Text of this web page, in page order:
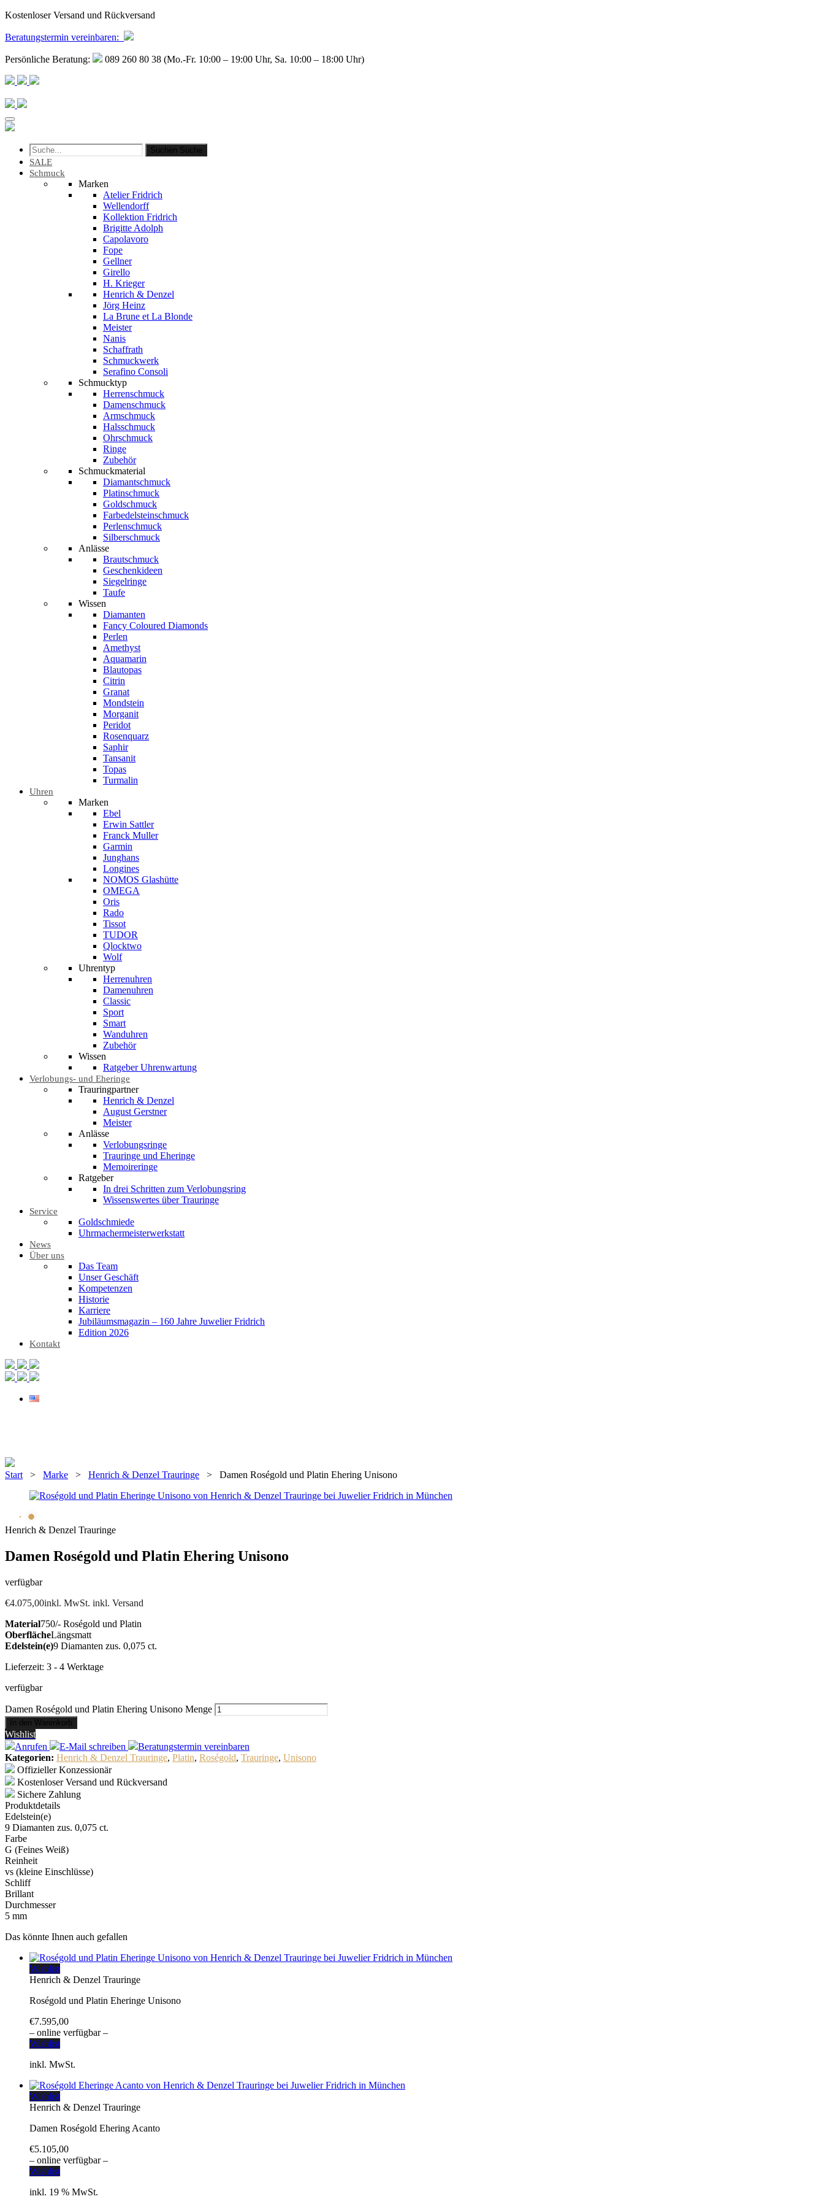
Kostenloser Versand und Rückversand
Beratungstermin vereinbaren:
Persönliche Beratung: 089 260 80 38 (Mo.-Fr. 10:00 – 19:00 Uhr, Sa. 10:00 – 18:00 Uhr)
Suchen Suche
SALE
Schmuck
Marken
Atelier Fridrich
Wellendorff
Kollektion Fridrich
Brigitte Adolph
Capolavoro
Fope
Gellner
Girello
H. Krieger
Henrich & Denzel
Jörg Heinz
La Brune et La Blonde
Meister
Nanis
Schaffrath
Schmuckwerk
Serafino Consoli
Schmucktyp
Herrenschmuck
Damenschmuck
Armschmuck
Halsschmuck
Ohrschmuck
Ringe
Zubehör
Schmuckmaterial
Diamantschmuck
Platinschmuck
Goldschmuck
Farbedelsteinschmuck
Perlenschmuck
Silberschmuck
Anlässe
Brautschmuck
Geschenkideen
Siegelringe
Taufe
Wissen
Diamanten
Fancy Coloured Diamonds
Perlen
Amethyst
Aquamarin
Blautopas
Citrin
Granat
Mondstein
Morganit
Peridot
Rosenquarz
Saphir
Tansanit
Topas
Turmalin
Uhren
Marken
Ebel
Erwin Sattler
Franck Muller
Garmin
Junghans
Longines
NOMOS Glashütte
OMEGA
Oris
Rado
Tissot
TUDOR
Qlocktwo
Wolf
Uhrentyp
Herrenuhren
Damenuhren
Classic
Sport
Smart
Wanduhren
Zubehör
Wissen
Ratgeber Uhrenwartung
Verlobungs- und Eheringe
Trauringpartner
Henrich & Denzel
August Gerstner
Meister
Anlässe
Verlobungsringe
Trauringe und Eheringe
Memoireringe
Ratgeber
In drei Schritten zum Verlobungsring
Wissenswertes über Trauringe
Service
Goldschmiede
Uhrmachermeisterwerkstatt
News
Über uns
Das Team
Unser Geschäft
Kompetenzen
Historie
Karriere
Jubiläumsmagazin – 160 Jahre Juwelier Fridrich
Edition 2026
Kontakt
Start > Marke > Henrich & Denzel Trauringe > Damen Roségold und Platin Ehering Unisono
Henrich & Denzel Trauringe
Damen Roségold und Platin Ehering Unisono
verfügbar
€4.075,00inkl. MwSt. inkl. Versand
Material750/- Roségold und Platin
OberflächeLängsmatt
Edelstein(e)9 Diamanten zus. 0,075 ct.
Lieferzeit: 3 - 4 Werktage
verfügbar
Damen Roségold und Platin Ehering Unisono Menge
In den Warenkorb
Wishlist
Anrufen
E-Mail schreiben Beratungstermin vereinbaren
Kategorien: Henrich & Denzel Trauringe, Platin, Roségold, Trauringe, Unisono
Offizieller Konzessionär
Kostenloser Versand und Rückversand
Sichere Zahlung
Produktdetails
Edelstein(e)
9 Diamanten zus. 0,075 ct.
Farbe
G (Feines Weiß)
Reinheit
vs (kleine Einschlüsse)
Schliff
Brillant
Durchmesser
5 mm
Das könnte Ihnen auch gefallen
Wishlist
Henrich & Denzel Trauringe
Roségold und Platin Eheringe Unisono
€7.595,00
– online verfügbar –
Wishlist
inkl. MwSt.
Wishlist
Henrich & Denzel Trauringe
Damen Roségold Ehering Acanto
€5.105,00
– online verfügbar –
Wishlist
inkl. 19 % MwSt.